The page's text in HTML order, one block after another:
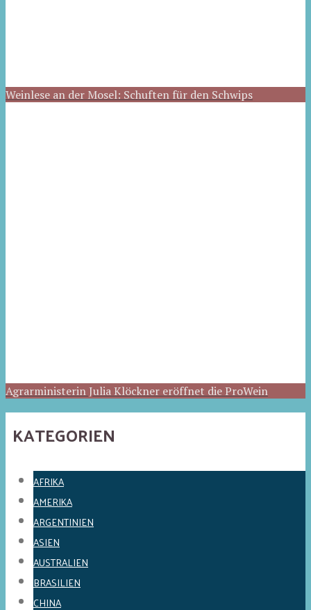
Weinlese an der Mosel: Schuften für den Schwips
Agrarministerin Julia Klöckner eröffnet die ProWein
KATEGORIEN
AFRIKA
AMERIKA
ARGENTINIEN
ASIEN
AUSTRALIEN
BRASILIEN
CHINA